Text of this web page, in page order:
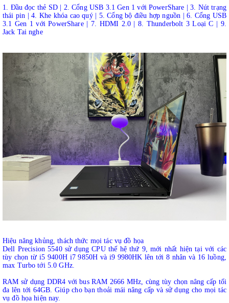
1. Đầu đọc thẻ SD | 2. Cổng USB 3.1 Gen 1 với PowerShare | 3. Nút trạng
thái pin | 4. Khe khóa cao quý | 5. Cổng bộ điều hợp nguồn | 6. Cổng USB
3.1 Gen 1 với PowerShare | 7. HDMI 2.0 | 8. Thunderbolt 3 Loại C | 9.
Jack Tai nghe
Hiệu năng khủng, thách thức mọi tác vụ đồ họa
Dell Precision 5540 sử dụng CPU thế hệ thứ 9, mới nhất hiện tại với các
tùy chọn từ i5 9400H i7 9850H và i9 9980HK lên tới 8 nhân và 16 luồng,
max Turbo tới 5.0 GHz.
RAM sử dụng DDR4 với bus RAM 2666 MHz, cùng tùy chọn nâng cấp tối
đa lên tới 64GB. Giúp cho bạn thoải mái nâng cấp và sử dụng cho mọi tác
vụ đồ họa hiện nay.